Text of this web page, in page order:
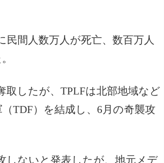
民間人数万人が死亡、数百万人
取したが、TPLFは北部地域など
TDF）を結成し、6月の奇襲攻
しないと発表したが、地元メデ